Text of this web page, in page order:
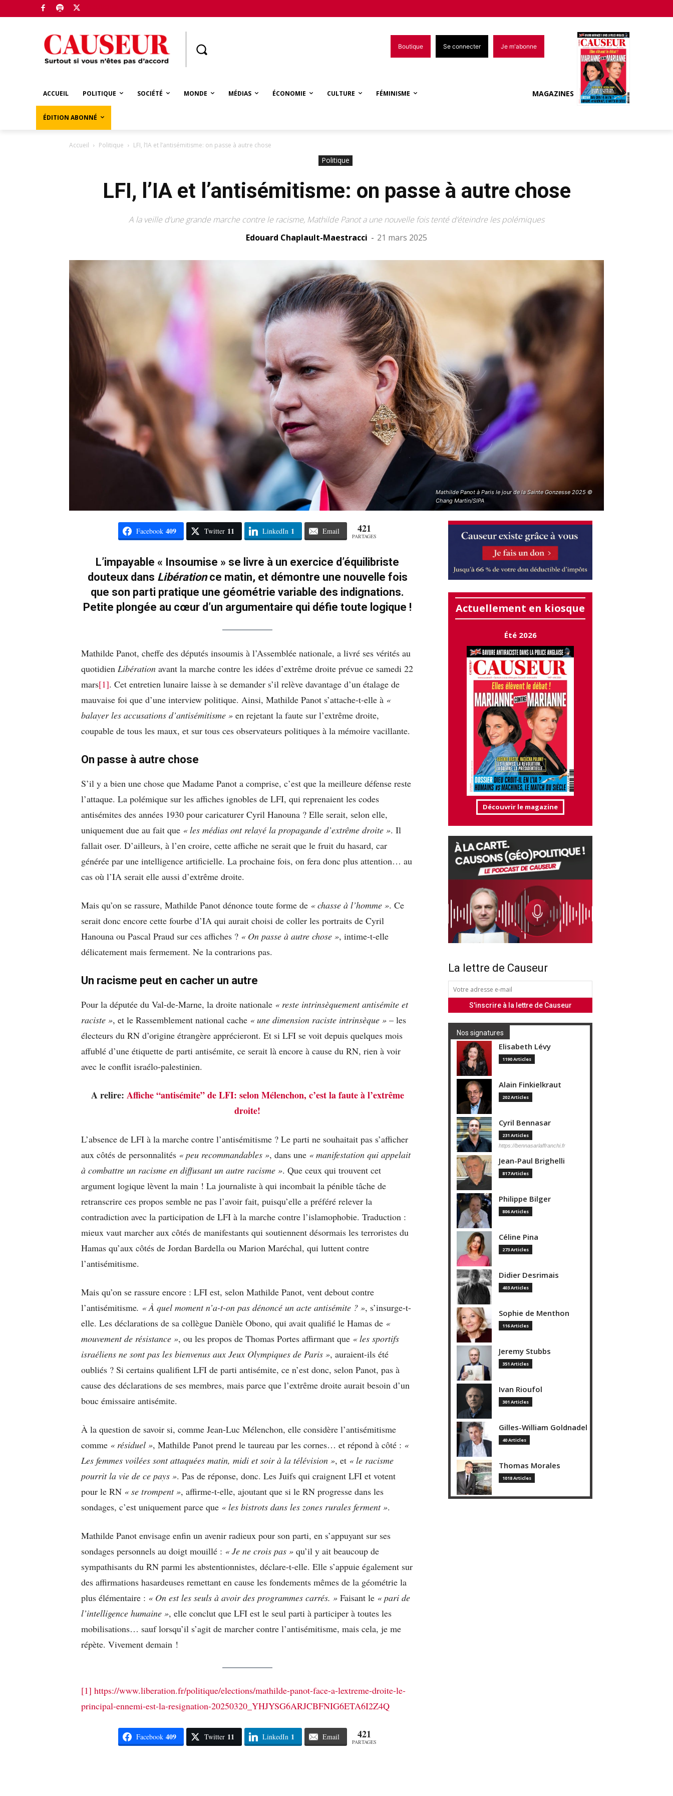
Boutique Se connecter Je m'abonne
ACCUEIL POLITIQUE SOCIÉTÉ MONDE MÉDIAS ÉCONOMIE CULTURE FÉMINISME
ÉDITION ABONNÉ
MAGAZINES
Accueil Politique LFI, l’IA et l’antisémitisme: on passe à autre chose
Politique
LFI, l’IA et l’antisémitisme: on passe à autre chose
A la veille d’une grande marche contre le racisme, Mathilde Panot a une nouvelle fois tenté d’éteindre les polémiques
Edouard Chaplault-Maestracci - 21 mars 2025
Mathilde Panot à Paris le jour de la Sainte Gonzesse 2025 ©
Chang Martin/SIPA
Facebook 409 Twitter 11 LinkedIn 1 Email 421
PARTAGES
L’impayable « Insoumise » se livre à un exercice d’équilibriste
douteux dans Libérationce matin, et démontre une nouvelle fois
que son parti pratique une géométrie variable des indignations.
Petite plongée au cœur d’un argumentaire qui défie toute logique !
Mathilde Panot, cheffe des députés insoumis à l’Assemblée nationale, a livré ses vérités au
quotidien Libération avant la marche contre les idées d’extrême droite prévue ce samedi 22
mars[1]. Cet entretien lunaire laisse à se demander s’il relève davantage d’un étalage de
mauvaise foi que d’une interview politique. Ainsi, Mathilde Panot s’attache-t-elle à «
balayer les accusations d’antisémitisme » en rejetant la faute sur l’extrême droite,
coupable de tous les maux, et sur tous ces observateurs politiques à la mémoire vacillante.
On passe à autre chose
S’il y a bien une chose que Madame Panot a comprise, c’est que la meilleure défense reste
l’attaque. La polémique sur les affiches ignobles de LFI, qui reprenaient les codes
antisémites des années 1930 pour caricaturer Cyril Hanouna ? Elle serait, selon elle,
uniquement due au fait que « les médias ont relayé la propagande d’extrême droite ». Il
fallait oser. D’ailleurs, à l’en croire, cette affiche ne serait que le fruit du hasard, car
générée par une intelligence artificielle. La prochaine fois, on fera donc plus attention… au
cas où l’IA serait elle aussi d’extrême droite.
Mais qu’on se rassure, Mathilde Panot dénonce toute forme de « chasse à l’homme ». Ce
serait donc encore cette fourbe d’IA qui aurait choisi de coller les portraits de Cyril
Hanouna ou Pascal Praud sur ces affiches ? « On passe à autre chose », intime-t-elle
délicatement mais fermement. Ne la contrarions pas.
Un racisme peut en cacher un autre
Pour la députée du Val-de-Marne, la droite nationale « reste intrinsèquement antisémite et
raciste », et le Rassemblement national cache « une dimension raciste intrinsèque » – les
électeurs du RN d’origine étrangère apprécieront. Et si LFI se voit depuis quelques mois
affublé d’une étiquette de parti antisémite, ce serait là encore à cause du RN, rien à voir
avec le conflit israélo-palestinien.
A relire: Affiche “antisémite” de LFI: selon Mélenchon, c’est la faute à l’extrême
droite!
L’absence de LFI à la marche contre l’antisémitisme ? Le parti ne souhaitait pas s’afficher
aux côtés de personnalités « peu recommandables », dans une « manifestation qui appelait
à combattre un racisme en diffusant un autre racisme ». Que ceux qui trouvent cet
argument logique lèvent la main ! La journaliste à qui incombait la pénible tâche de
retranscrire ces propos semble ne pas l’avoir fait, puisqu’elle a préféré relever la
contradiction avec la participation de LFI à la marche contre l’islamophobie. Traduction :
mieux vaut marcher aux côtés de manifestants qui soutiennent désormais les terroristes du
Hamas qu’aux côtés de Jordan Bardella ou Marion Maréchal, qui luttent contre
l’antisémitisme.
Mais qu’on se rassure encore : LFI est, selon Mathilde Panot, vent debout contre
l’antisémitisme. « À quel moment n’a-t-on pas dénoncé un acte antisémite ? », s’insurge-t-
elle. Les déclarations de sa collègue Danièle Obono, qui avait qualifié le Hamas de «
mouvement de résistance », ou les propos de Thomas Portes affirmant que « les sportifs
israéliens ne sont pas les bienvenus aux Jeux Olympiques de Paris », auraient-ils été
oubliés ? Si certains qualifient LFI de parti antisémite, ce n’est donc, selon Panot, pas à
cause des déclarations de ses membres, mais parce que l’extrême droite aurait besoin d’un
bouc émissaire antisémite.
À la question de savoir si, comme Jean-Luc Mélenchon, elle considère l’antisémitisme
comme « résiduel », Mathilde Panot prend le taureau par les cornes… et répond à côté : «
Les femmes voilées sont attaquées matin, midi et soir à la télévision », et « le racisme
pourrit la vie de ce pays ». Pas de réponse, donc. Les Juifs qui craignent LFI et votent
pour le RN « se trompent », affirme-t-elle, ajoutant que si le RN progresse dans les
sondages, c’est uniquement parce que « les bistrots dans les zones rurales ferment ».
Mathilde Panot envisage enfin un avenir radieux pour son parti, en s’appuyant sur ses
sondages personnels au doigt mouillé : « Je ne crois pas » qu’il y ait beaucoup de
sympathisants du RN parmi les abstentionnistes, déclare-t-elle. Elle s’appuie également sur
des affirmations hasardeuses remettant en cause les fondements mêmes de la géométrie la
plus élémentaire : « On est les seuls à avoir des programmes carrés. » Faisant le « pari de
l’intelligence humaine », elle conclut que LFI est le seul parti à participer à toutes les
mobilisations… sauf lorsqu’il s’agit de marcher contre l’antisémitisme, mais cela, je me
répète. Vivement demain !
[1] https://www.liberation.fr/politique/elections/mathilde-panot-face-a-lextreme-droite-le-
principal-ennemi-est-la-resignation-20250320_YHJYSG6ARJCBFNIG6ETA6I2Z4Q
Facebook 409 Twitter 11 LinkedIn 1 Email 421
PARTAGES
Actuellement en kiosque
Été 2026
Découvrir le magazine
La lettre de Causeur
Nos signatures
Elisabeth Lévy
1190 Articles
Alain Finkielkraut
202 Articles
Cyril Bennasar
231 Articles
https://bennasarlaffranchi.fr
Jean-Paul Brighelli
817 Articles
Philippe Bilger
806 Articles
Céline Pina
273 Articles
Didier Desrimais
403 Articles
Sophie de Menthon
116 Articles
Jeremy Stubbs
351 Articles
Ivan Rioufol
301 Articles
Gilles-William Goldnadel
40 Articles
Thomas Morales
1018 Articles